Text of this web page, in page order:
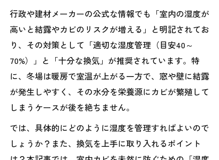
行政や建材メーカーの公式な情報でも「室内の湿度が
高いと結露やカビのリスクが増える」と明記されてお
り、その対策として「適切な湿度管理（目安40～
70%）」と「十分な換気」が推奨されています。特
に、冬場は暖房で室温が上がる一方で、窓や壁に結露
が発生しやすく、その水分を栄養源にカビが繁殖して
しまうケースが後を絶ちません。
では、具体的にどのように湿度を管理すればよいので
しょうか？また、換気を上手に取り入れるポイント